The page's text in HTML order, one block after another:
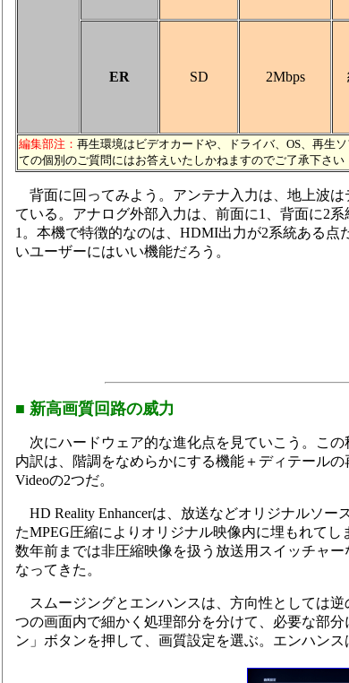
ER SD 2Mbps
編集部注： 再生環境はビデオカードや、ドライバ、OS、再生
ての個別のご質問にはお答えいたしかねますのでご了承下さい
背面に回ってみよう。アンテナ入力は、地上波は
ている。アナログ外部入力は、前面に1、背面に2
1。本機で特徴的なのは、HDMI出力が2系統ある
いユーザーにはいい機能だろう。
■ 新高画質回路の威力
次にハードウェア的な進化点を見ていこう。こ
内訳は、階調をなめらかにする機能＋ディテールの
Videoの2つだ。
HD Reality Enhancerは、放送などオリジナルソー
たMPEG圧縮によりオリジナル映像内に埋もれて
数年前までは非圧縮映像を扱う放送用スイッチャ
なってきた。
スムージングとエンハンスは、方向性としては
つの画面内で細かく処理部分を分けて、必要な部
ン」ボタンを押して、画質設定を選ぶ。エンハン